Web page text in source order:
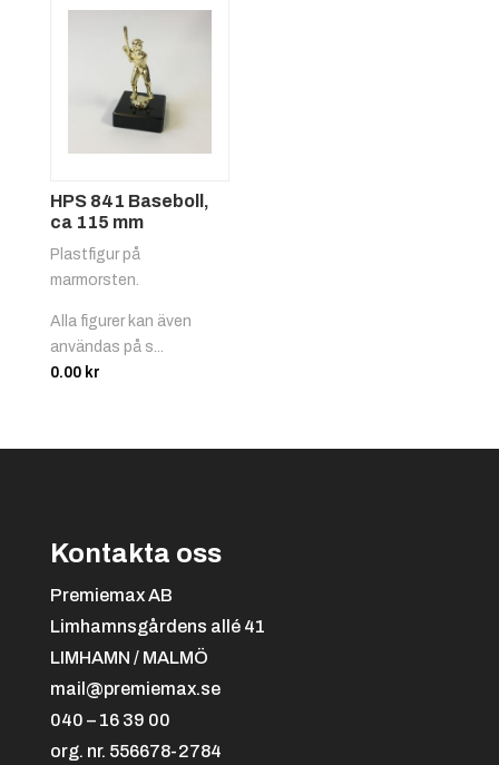
HPS 841 Baseboll,
ca 115 mm
Plastfigur på
marmorsten.
Alla figurer kan även
användas på s...
0.00 kr
Kontakta oss
Premiemax AB
Limhamnsgårdens allé 41
LIMHAMN / MALMÖ
mail@premiemax.se
040 – 16 39 00
org. nr. 556678-2784